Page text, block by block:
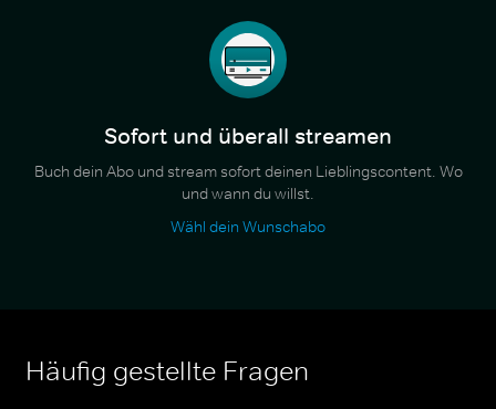
Sofort und überall streamen
Buch dein Abo und stream sofort deinen Lieblingscontent. Wo
und wann du willst.
Wähl dein Wunschabo
Häufig gestellte Fragen